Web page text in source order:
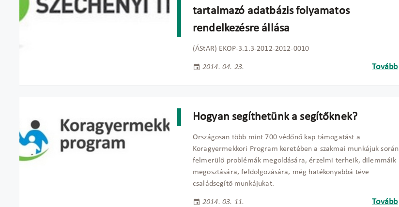
tartalmazó adatbázis folyamatos
rendelkezésre állása
(ÁStAR) EKOP-3.1.3-2012-2012-0010
2014. 04. 23. Tovább
Hogyan segíthetünk a segítőknek?
Országosan több mint 700 védőnő kap támogatást a
Koragyermekkori Program keretében a szakmai munkájuk során
felmerülő problémák megoldására, érzelmi terheik, dilemmáik
megosztására, feldolgozására, még hatékonyabbá téve
családsegítő munkájukat.
2014. 03. 11. Tovább